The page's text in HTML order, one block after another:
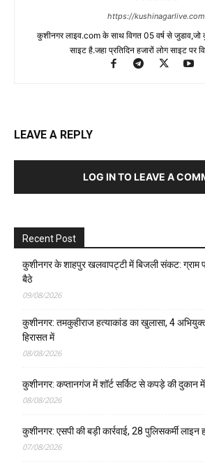
https://kushinagarlive.com
कुशीनगर लाइव.com के साथ विगत 05 वर्ष से जुडाव,जो
साइट है.जहा प्रतिदिन हजारों लोग साइट पर
LEAVE A REPLY
LOG IN TO LEAVE A
Recent Post
कुशीनगर के शाहपुर खलवापट्टी में बिजली संकट: ग्राम
बैठे
09/08/2026
कुशीनगर: तमकुहीराज हत्याकांड का खुलासा, 4
हिरासत में
08/08/2026
कुशीनगर: कप्तानगंज में शॉर्ट सर्किट से कपड़े की दुकान
08/08/2026
कुशीनगर: एसपी की बड़ी कार्रवाई, 28 पुलिसकर्मी लाइन
07/08/2026